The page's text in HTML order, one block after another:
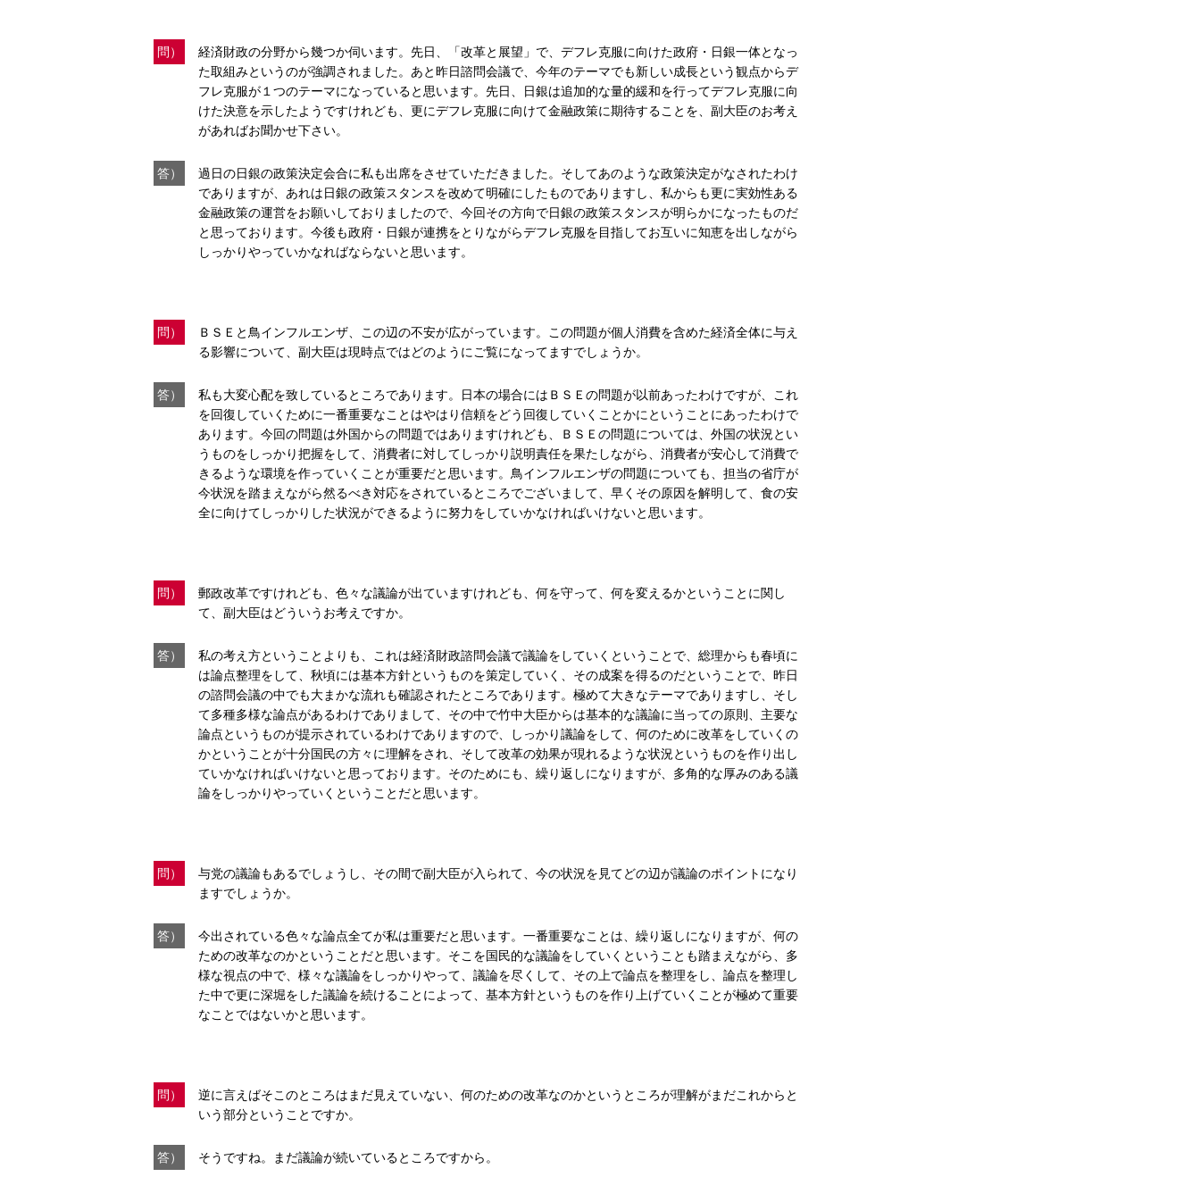
問）
経済財政の分野から幾つか伺います。先日、「改革と展望」で、デフレ克服に向けた政府・日銀一体となっ
た取組みというのが強調されました。あと昨日諮問会議で、今年のテーマでも新しい成長という観点からデ
フレ克服が１つのテーマになっていると思います。先日、日銀は追加的な量的緩和を行ってデフレ克服に向
けた決意を示したようですけれども、更にデフレ克服に向けて金融政策に期待することを、副大臣のお考え
があればお聞かせ下さい。
答）
過日の日銀の政策決定会合に私も出席をさせていただきました。そしてあのような政策決定がなされたわけ
でありますが、あれは日銀の政策スタンスを改めて明確にしたものでありますし、私からも更に実効性ある
金融政策の運営をお願いしておりましたので、今回その方向で日銀の政策スタンスが明らかになったものだ
と思っております。今後も政府・日銀が連携をとりながらデフレ克服を目指してお互いに知恵を出しながら
しっかりやっていかなればならないと思います。
問）
ＢＳＥと鳥インフルエンザ、この辺の不安が広がっています。この問題が個人消費を含めた経済全体に与え
る影響について、副大臣は現時点ではどのようにご覧になってますでしょうか。
答）
私も大変心配を致しているところであります。日本の場合にはＢＳＥの問題が以前あったわけですが、これ
を回復していくために一番重要なことはやはり信頼をどう回復していくことかにということにあったわけで
あります。今回の問題は外国からの問題ではありますけれども、ＢＳＥの問題については、外国の状況とい
うものをしっかり把握をして、消費者に対してしっかり説明責任を果たしながら、消費者が安心して消費で
きるような環境を作っていくことが重要だと思います。鳥インフルエンザの問題についても、担当の省庁が
今状況を踏まえながら然るべき対応をされているところでございまして、早くその原因を解明して、食の安
全に向けてしっかりした状況ができるように努力をしていかなければいけないと思います。
問）
郵政改革ですけれども、色々な議論が出ていますけれども、何を守って、何を変えるかということに関し
て、副大臣はどういうお考えですか。
答）
私の考え方ということよりも、これは経済財政諮問会議で議論をしていくということで、総理からも春頃に
は論点整理をして、秋頃には基本方針というものを策定していく、その成案を得るのだということで、昨日
の諮問会議の中でも大まかな流れも確認されたところであります。極めて大きなテーマでありますし、そし
て多種多様な論点があるわけでありまして、その中で竹中大臣からは基本的な議論に当っての原則、主要な
論点というものが提示されているわけでありますので、しっかり議論をして、何のために改革をしていくの
かということが十分国民の方々に理解をされ、そして改革の効果が現れるような状況というものを作り出し
ていかなければいけないと思っております。そのためにも、繰り返しになりますが、多角的な厚みのある議
論をしっかりやっていくということだと思います。
問）
与党の議論もあるでしょうし、その間で副大臣が入られて、今の状況を見てどの辺が議論のポイントになり
ますでしょうか。
答）
今出されている色々な論点全てが私は重要だと思います。一番重要なことは、繰り返しになりますが、何の
ための改革なのかということだと思います。そこを国民的な議論をしていくということも踏まえながら、多
様な視点の中で、様々な議論をしっかりやって、議論を尽くして、その上で論点を整理をし、論点を整理し
た中で更に深堀をした議論を続けることによって、基本方針というものを作り上げていくことが極めて重要
なことではないかと思います。
問）
逆に言えばそこのところはまだ見えていない、何のための改革なのかというところが理解がまだこれからと
いう部分ということですか。
答） そうですね。まだ議論が続いているところですから。